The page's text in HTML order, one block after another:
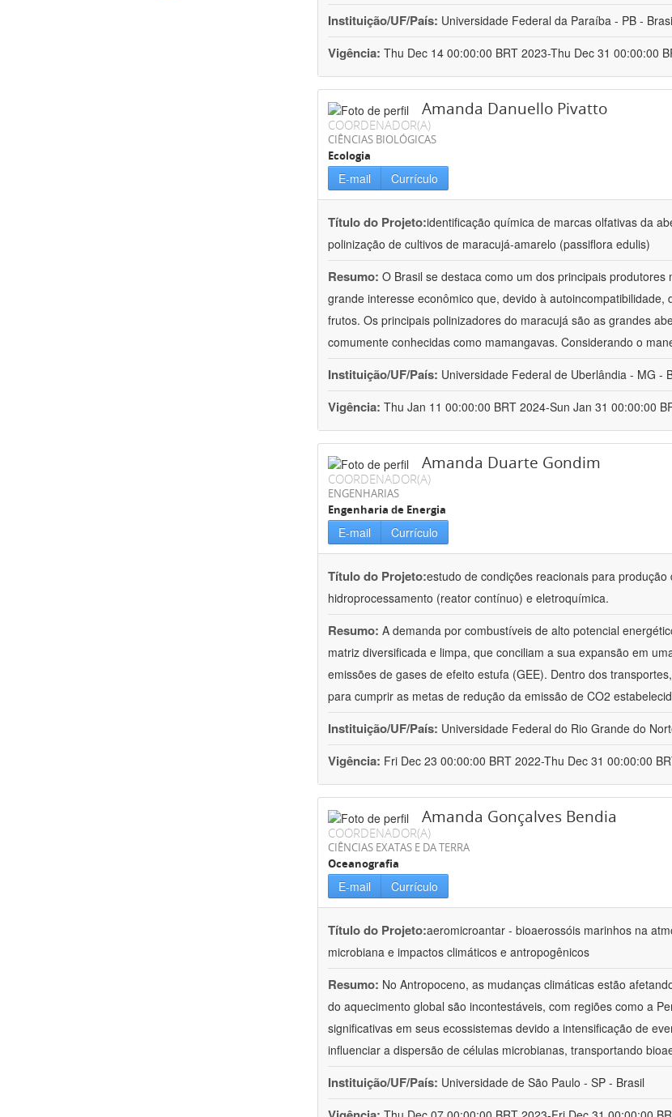
Instituição/UF/País: Universidade Federal da Paraíba - PB -
Vigência: Thu Dec 14 00:00:00 BRT 2023-Thu Dec 31 00:00:00
Amanda Danuello Pivatto
COORDENADOR(A)
CIÊNCIAS BIOLÓGICAS
Ecologia
E-mail Currículo
Título do Projeto:identificação química de marcas olfativas da
polinização de cultivos de maracujá-amarelo (passiflora edulis)
Resumo: O Brasil se destaca como um dos principais
grande interesse econômico que, devido à
frutos. Os principais polinizadores do maracujá são as grandes
comumente conhecidas como mamangavas. Considerando o
Instituição/UF/País: Universidade Federal de Uberlândia - MG -
Vigência: Thu Jan 11 00:00:00 BRT 2024-Sun Jan 31 00:00:00
Amanda Duarte Gondim
COORDENADOR(A)
ENGENHARIAS
Engenharia de Energia
E-mail Currículo
Título do Projeto:estudo de condições reacionais para
hidroprocessamento (reator contínuo) e eletroquímica.
Resumo: A demanda por combustíveis de alto potencial
matriz diversificada e limpa, que conciliam a sua expansão em
emissões de gases de efeito estufa (GEE). Dentro dos
para cumprir as metas de redução da emissão de CO2
Instituição/UF/País: Universidade Federal do Rio Grande do
Vigência: Fri Dec 23 00:00:00 BRT 2022-Thu Dec 31 00:00:00
Amanda Gonçalves Bendia
COORDENADOR(A)
CIÊNCIAS EXATAS E DA TERRA
Oceanografia
E-mail Currículo
Título do Projeto:aeromicroantar - bioaerossóis marinhos na
microbiana e impactos climáticos e antropogênicos
Resumo: No Antropoceno, as mudanças climáticas estão
do aquecimento global são incontestáveis, com regiões como a
significativas em seus ecossistemas devido a intensificação de
influenciar a dispersão de células microbianas, transportando
Instituição/UF/País: Universidade de São Paulo - SP - Brasil